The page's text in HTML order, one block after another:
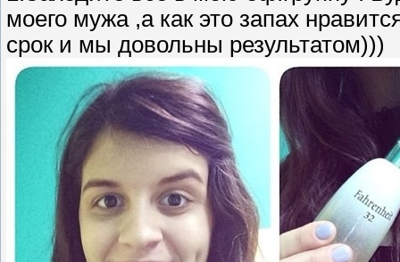
моего мужа ,а как это запах
срок и мы довольны результатом)))